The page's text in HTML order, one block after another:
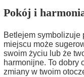
Pokój i
Betlejem symbolizuje
miejscu może
swoim życiu lub że
harmonijne. To dobry
zmiany w twoim